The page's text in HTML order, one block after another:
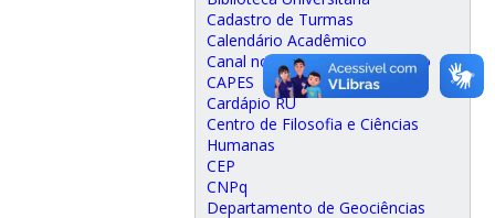
Cadastro de Turmas
Calendário Acadêmico
Canal no Youtube da SemaGeo
CAPES
Cardápio RU
Centro de Filosofia e Ciências
Humanas
CEP
CNPq
Departamento de Geociências